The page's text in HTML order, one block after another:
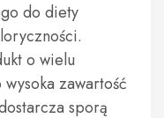
do diety
o wielu
zawartość
sporą